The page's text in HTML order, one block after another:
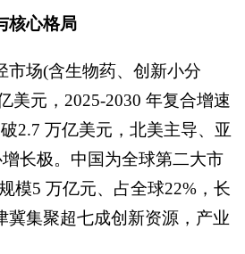
核心格局
市场(含生物药、创新小分
美元，2025-2030 年复合增速
2.7 万亿美元，北美主导、亚
长极。中国为全球第二大市
模5 万亿元、占全球22%，长
冀集聚超七成创新资源，产业